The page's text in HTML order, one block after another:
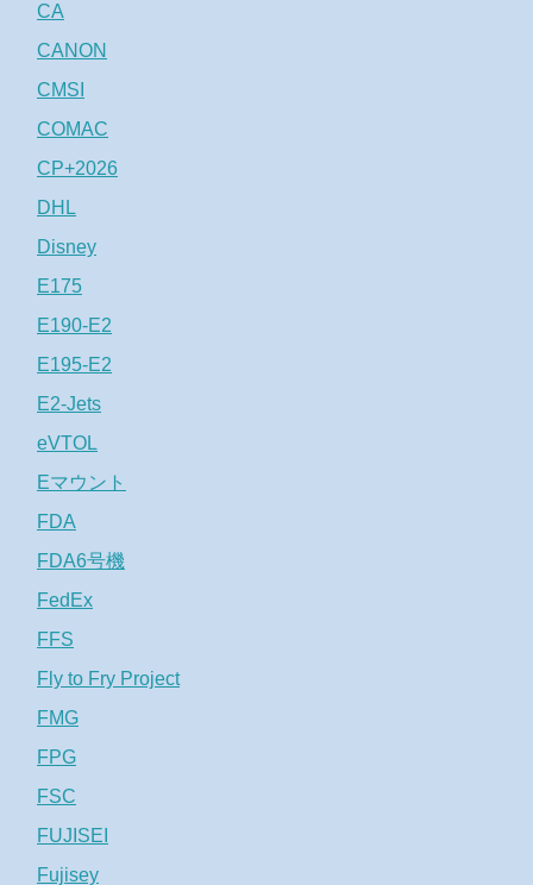
CA
CANON
CMSI
COMAC
CP+2026
DHL
Disney
E175
E190-E2
E195-E2
E2-Jets
eVTOL
Eマウント
FDA
FDA6号機
FedEx
FFS
Fly to Fry Project
FMG
FPG
FSC
FUJISEI
Fujisey